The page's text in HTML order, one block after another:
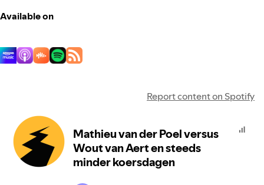
Available on
Report content on Spotify
Mathieu van der Poel versus
Wout van Aert en steeds
minder koersdagen